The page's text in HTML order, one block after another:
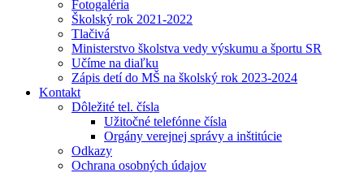
Fotogaléria
Školský rok 2021-2022
Tlačivá
Ministerstvo školstva vedy výskumu a športu SR
Učíme na diaľku
Zápis detí do MŠ na školský rok 2023-2024
Kontakt
Dôležité tel. čísla
Užitočné telefónne čísla
Orgány verejnej správy a inštitúcie
Odkazy
Ochrana osobných údajov